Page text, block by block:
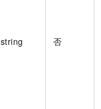
string 否